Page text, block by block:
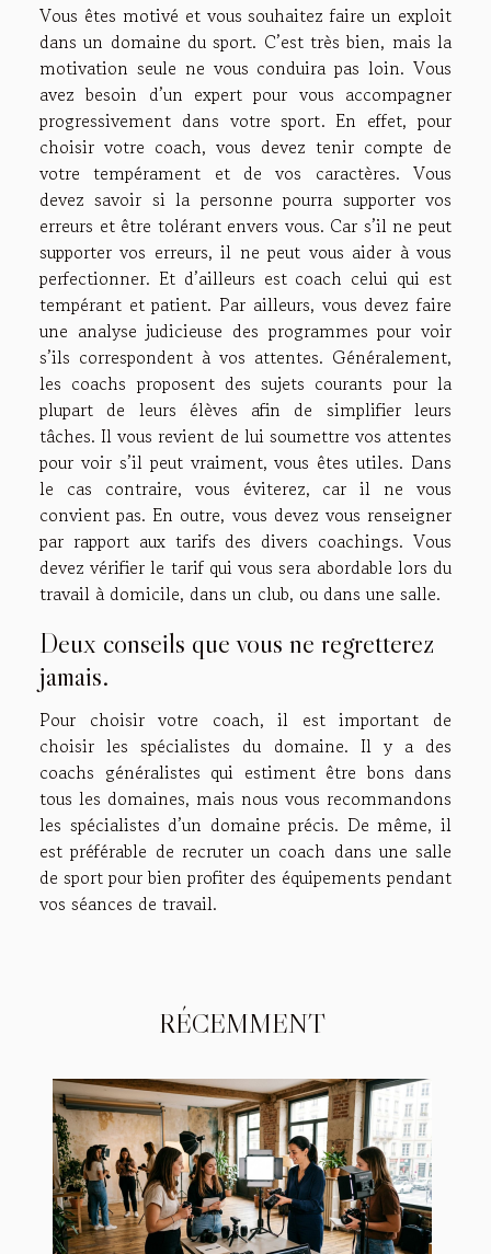
Vous êtes motivé et vous souhaitez faire un exploit
dans un domaine du sport. C’est très bien, mais la
motivation seule ne vous conduira pas loin. Vous
avez besoin d’un expert pour vous accompagner
progressivement dans votre sport. En effet, pour
choisir votre coach, vous devez tenir compte de
votre tempérament et de vos caractères. Vous
devez savoir si la personne pourra supporter vos
erreurs et être tolérant envers vous. Car s’il ne peut
supporter vos erreurs, il ne peut vous aider à vous
perfectionner. Et d’ailleurs est coach celui qui est
tempérant et patient. Par ailleurs, vous devez faire
une analyse judicieuse des programmes pour voir
s’ils correspondent à vos attentes. Généralement,
les coachs proposent des sujets courants pour la
plupart de leurs élèves afin de simplifier leurs
tâches. Il vous revient de lui soumettre vos attentes
pour voir s’il peut vraiment, vous êtes utiles. Dans
le cas contraire, vous éviterez, car il ne vous
convient pas. En outre, vous devez vous renseigner
par rapport aux tarifs des divers coachings. Vous
devez vérifier le tarif qui vous sera abordable lors du
travail à domicile, dans un club, ou dans une salle.
Deux conseils que vous ne regretterez
jamais.
Pour choisir votre coach, il est important de
choisir les spécialistes du domaine. Il y a des
coachs généralistes qui estiment être bons dans
tous les domaines, mais nous vous recommandons
les spécialistes d’un domaine précis. De même, il
est préférable de recruter un coach dans une salle
de sport pour bien profiter des équipements pendant
vos séances de travail.
RÉCEMMENT